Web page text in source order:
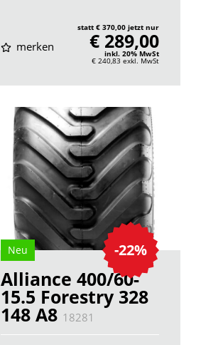
merken
statt € 370,00 jetzt nur
€ 289,00
inkl. 20% MwSt
€ 240,83 exkl. MwSt
-22%
Neu
Alliance 400/60-
15.5 Forestry 328
148 A8 18281